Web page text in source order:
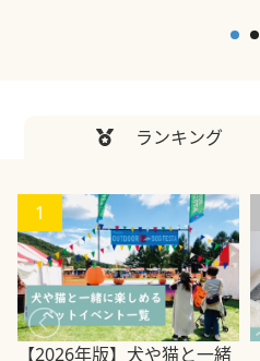
ランキング
1
【2026年版】犬や猫と一緒